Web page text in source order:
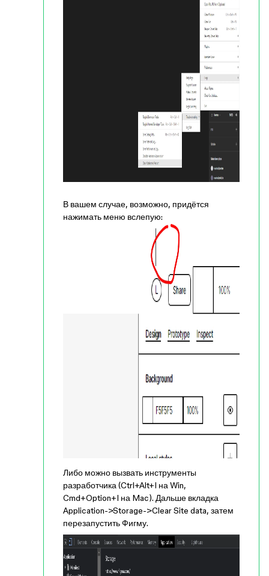
В вашем случае, возможно, придётся
нажимать меню вслепую:
Либо можно вызвать инструменты
разработчика (Ctrl+Alt+I на Win,
Cmd+Option+I на Mac). Дальше вкладка
Application->Storage->Clear Site data, затем
перезапустить Фигму.